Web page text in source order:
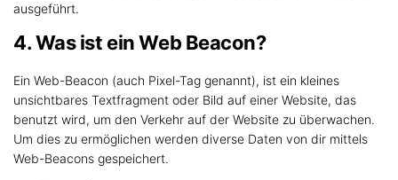
ausgeführt.
4. Was ist ein Web Beacon?
Ein Web-Beacon (auch Pixel-Tag genannt), ist ein kleines
unsichtbares Textfragment oder Bild auf einer Website, das
benutzt wird, um den Verkehr auf der Website zu überwachen.
Um dies zu ermöglichen werden diverse Daten von dir mittels
Web-Beacons gespeichert.